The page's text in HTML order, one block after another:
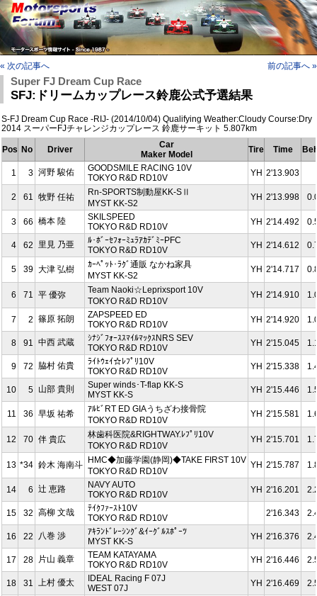
« 次の記事へ 前の記事へ »
Super FJ Dream Cup Race
SFJ:ドリームカップレース鈴鹿公式予選結果
S-FJ Dream Cup Race -RIJ- (2014/10/04) Qualifying Weather:Cloudy Course:Dry
2014 スーパーFJチャレンジカップレース 鈴鹿サーキット 5.807km
Pos No Driver
Car
Maker Model
Tire Time
1 3 河野 駿佑
GOODSMILE RACING 10V
TOKYO R&D RD10V
YH 2'13.903
2 61 牧野 任祐
Rn-SPORTS制動屋KK-SⅡ
MYST KK-S2
YH 2'13.998
3 66 橋本 陸
SKILSPEED
TOKYO R&D RD10V
YH 2'14.492
4 62 里見 乃亜
ﾙ･ﾎﾞｰｾﾌｫｰﾐｭﾗｱｶﾃﾞﾐｰPFC
TOKYO R&D RD10V
YH 2'14.612
5 39 大津 弘樹
ｶｰﾍﾟｯﾄ･ﾗｸﾞ通販 なかね家具
MYST KK-S2
YH 2'14.717
6 71 平 優弥
Team Naoki☆Leprixsport 10V
TOKYO R&D RD10V
YH 2'14.910
7 2 篠原 拓朗
ZAPSPEED ED
TOKYO R&D RD10V
YH 2'14.920
8 91 中西 武蔵
ｼﾅｼﾞﾌｫｰｽｽﾏｲﾙﾏｯｸｽNRS SEV
TOKYO R&D RD10V
YH 2'15.045
9 72 脇村 佑貴
ﾗｲﾄｳｪｲ☆ﾚﾌﾟﾘ10V
TOKYO R&D RD10V
YH 2'15.338
10 5 山部 貴則
Super winds･T-flap KK-S
MYST KK-S
YH 2'15.446
11 36 早坂 祐希
ｱﾙﾋﾞRT ED GIAうちざわ接骨院
TOKYO R&D RD10V
YH 2'15.581
12 70 伴 貴広
林歯科医院&RIGHTWAY.ﾚﾌﾟﾘ10V
TOKYO R&D RD10V
YH 2'15.701
13 *34 鈴木 海南斗 HMC◆加藤学園(静岡)◆TAKE FIRST 10V
TOKYO R&D RD10V
YH 2'15.787
14 6 辻 恵路
NAVY AUTO
TOKYO R&D RD10V
YH 2'16.201
15 32 高柳 文哉
ﾃｲｸﾌｧｰｽﾄ10V
TOKYO R&D RD10V
2'16.343
16 22 八巻 渉
ｱｷﾗﾝﾄﾞﾚｰｼﾝｸﾞ&ｲｰｸﾞﾙｽﾎﾟｰﾂ
MYST KK-S
YH 2'16.376
17 28 片山 義章
TEAM KATAYAMA
TOKYO R&D RD10V
YH 2'16.446
18 31 上村 優太
IDEAL Racing F 07J
WEST 07J
YH 2'16.469